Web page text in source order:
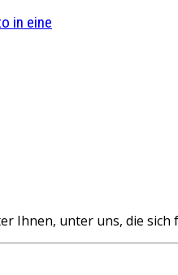
in eine
Ihnen, unter uns, die